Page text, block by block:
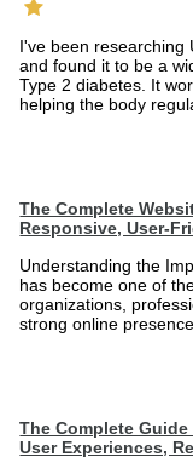
I've been researching
and found it to be a
Type 2 diabetes. It
helping the body
The Complete
Responsive, User-
Understanding the
has become one of
organizations,
strong online
The Complete
User Experiences,